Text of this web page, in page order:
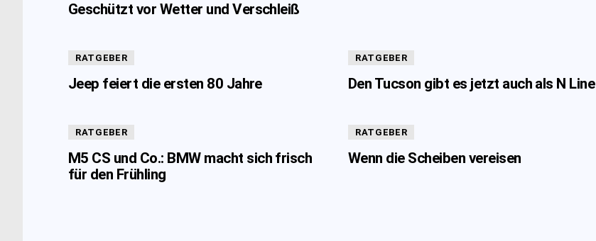
Geschützt vor Wetter und Verschleiß
RATGEBER
Jeep feiert die ersten 80 Jahre
RATGEBER
Den Tucson gibt es jetzt auch als N Line
RATGEBER
M5 CS und Co.: BMW macht sich frisch
für den Frühling
RATGEBER
Wenn die Scheiben vereisen